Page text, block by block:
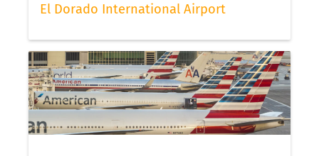
El Dorado International Airport